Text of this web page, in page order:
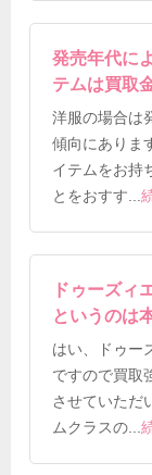
発売年代に
テムは買取
洋服の場合は
傾向にありま
イテムをお持
とをおすす...
ドゥーズィ
というのは
はい、ドゥー
ですので買取
させていただ
ムクラスの ...